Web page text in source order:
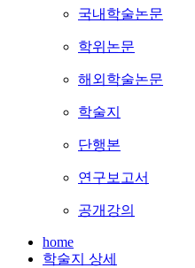
국내학술논문
학위논문
해외학술논문
학술지
단행본
연구보고서
공개강의
home
학술지 상세